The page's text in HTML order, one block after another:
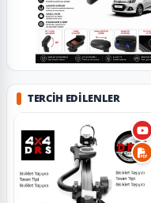
TERCIH EDILENLER